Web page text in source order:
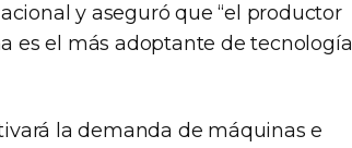
y aseguró que “el productor
es el más adoptante de tecnología
la demanda de máquinas e